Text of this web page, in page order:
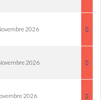
2026
2026
2026